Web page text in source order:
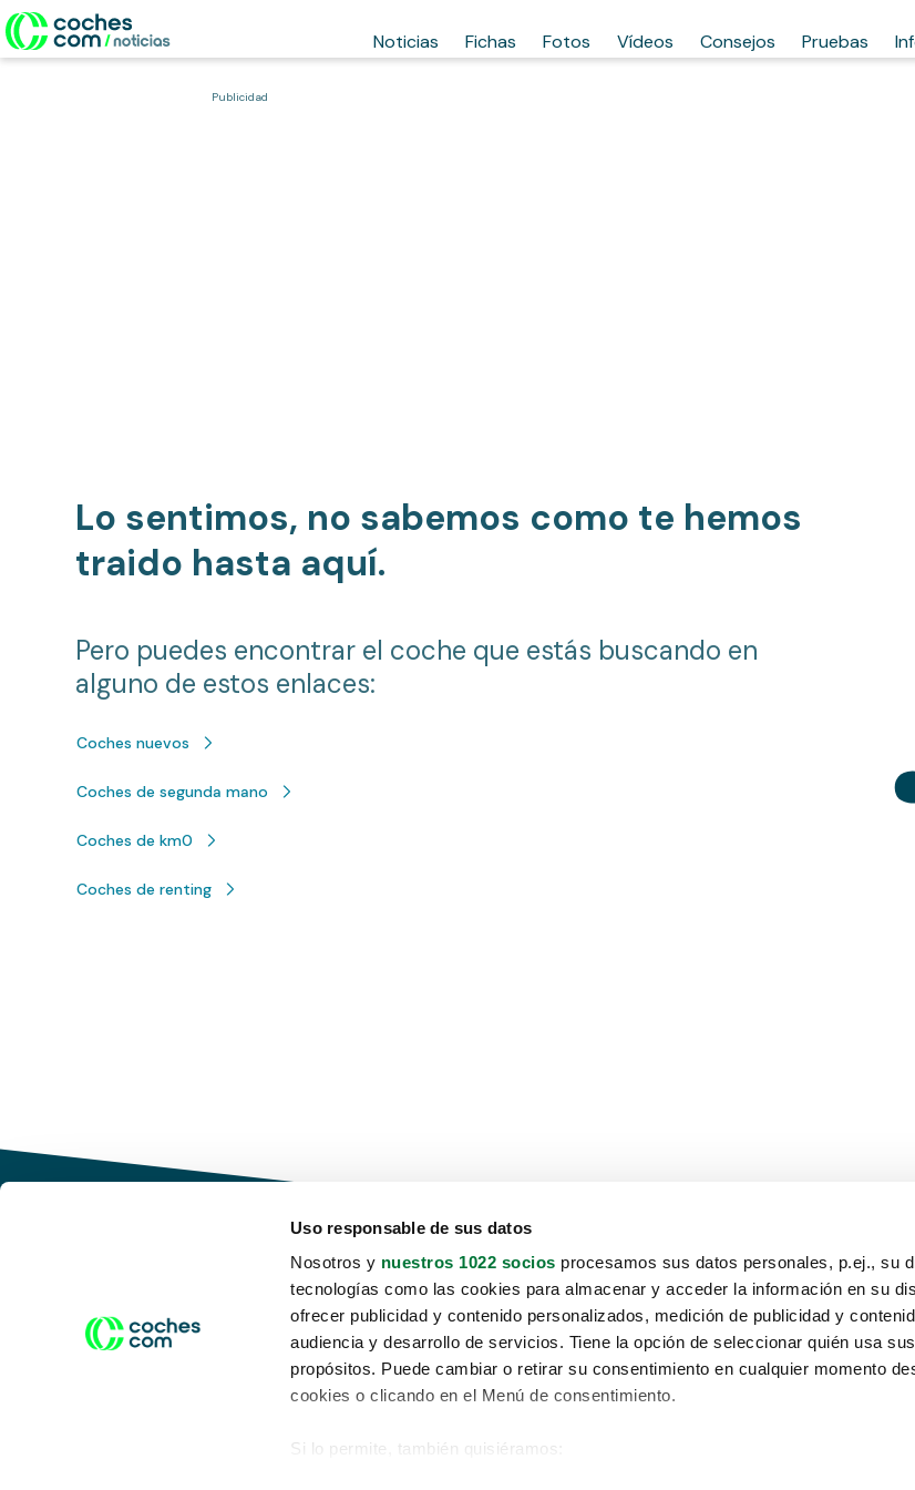
Uso responsable de sus datos
Nosotros y nuestros 1022 socios procesamos sus datos personales, p.ej., su
tecnologías como las cookies para almacenar y acceder la información en su
ofrecer publicidad y contenido personalizados, medición de publicidad y
audiencia y desarrollo de servicios. Tiene la opción de seleccionar quién usa
propósitos. Puede cambiar o retirar su consentimiento en cualquier momento
cookies o clicando en el Menú de consentimiento.
Si lo permite, también quisiéramos:
Noticias Fichas Fotos Vídeos Consejos Pruebas
Publicidad
Lo sentimos, no sabemos como te hemos
traido hasta aquí.
Pero puedes encontrar el coche que estás buscando en
alguno de estos enlaces:
Coches nuevos
Coches de segunda mano
Coches de km0
Coches de renting
Conduce tu futuro,
desata tu movilidad